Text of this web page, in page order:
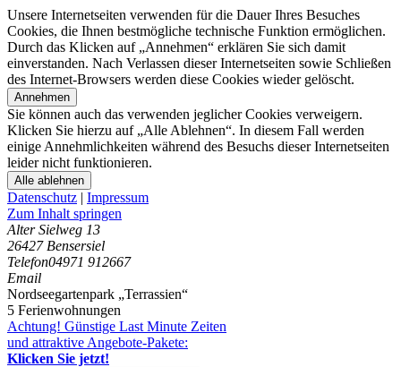
Unsere Internetseiten verwenden für die Dauer Ihres Besuches
Cookies, die Ihnen bestmögliche technische Funktion ermöglichen.
Durch das Klicken auf „Annehmen“ erklären Sie sich damit
einverstanden. Nach Verlassen dieser Internetseiten sowie Schließen
des Internet-Browsers werden diese Cookies wieder gelöscht.
Annehmen
Sie können auch das verwenden jeglicher Cookies verweigern.
Klicken Sie hierzu auf „Alle Ablehnen“. In diesem Fall werden
einige Annehmlichkeiten während des Besuchs dieser Internetseiten
leider nicht funktionieren.
Alle ablehnen
Datenschutz | Impressum
Zum Inhalt springen
Alter Sielweg 13
26427 Bensersiel
Telefon04971 912667
Email
Nordseegartenpark „Terrassien“
5 Ferienwohnungen
Achtung! Günstige Last Minute Zeiten
und attraktive Angebote-Pakete:
Klicken Sie jetzt!